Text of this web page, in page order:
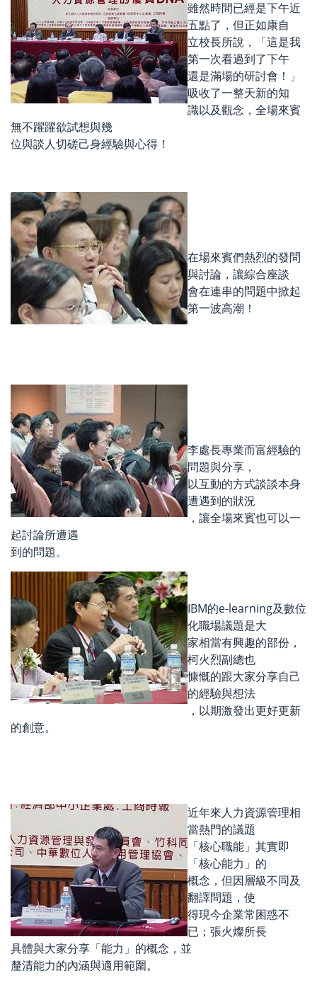
雖然時間已經是下午近
五點了，但正如康自
立校長所說，「這是我
第一次看過到了下午
還是滿場的研討會！」
吸收了一整天新的知
識以及觀念，全場來賓
無不躍躍欲試想與幾
位與談人切磋己身經驗與心得！
在場來賓們熱烈的發問
與討論，讓綜合座談
會在連串的問題中掀起
第一波高潮！
李處長專業而富經驗的
問題與分享，
以互動的方式談談本身
遭遇到的狀況
，讓全場來賓也可以一
起討論所遭遇
到的問題。
IBM的e-learning及數位
化職場議題是大
家相當有興趣的部份，
柯火烈副總也
慷慨的跟大家分享自己
的經驗與想法
，以期激發出更好更新
的創意。
近年來人力資源管理相
當熱門的議題
「核心職能」其實即
「核心能力」的
概念，但因層級不同及
翻譯問題，使
得現今企業常困惑不
已；張火燦所長
具體與大家分享「能力」的概念，並
釐清能力的內涵與適用範圍。